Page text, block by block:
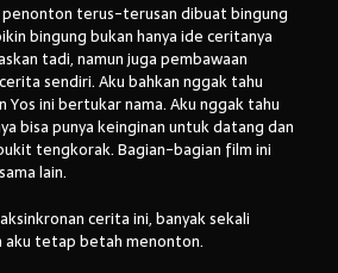
terus-terusan dibuat bingung
bingung bukan hanya ide ceritanya
tadi, namun juga pembawaan
sendiri. Aku bahkan nggak tahu
Yos ini bertukar nama. Aku nggak tahu
bisa punya keinginan untuk datang dan
tengkorak. Bagian-bagian film ini
lain.
cerita ini, banyak sekali
aku tetap betah menonton.